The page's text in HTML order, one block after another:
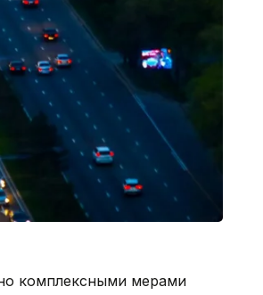
комплексными мерами